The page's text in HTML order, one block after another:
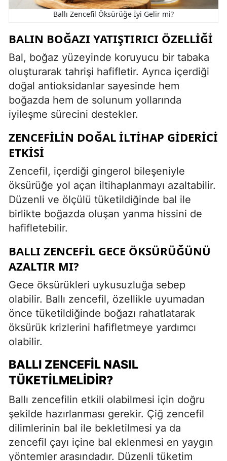
Ballı Zencefil Öksürüğe İyi Gelir mi?
BALIN BOĞAZI YATIŞTIRICI ÖZELLIĞI
Bal, boğaz yüzeyinde koruyucu bir tabaka
oluşturarak tahrişi hafifletir. Ayrıca içerdiği
doğal antioksidanlar sayesinde hem
boğazda hem de solunum yollarında
iyileşme sürecini destekler.
ZENCEFILIN DOĞAL İLTIHAP GIDERICI
ETKISI
Zencefil, içerdiği gingerol bileşeniyle
öksürüğe yol açan iltihaplanmayı azaltabilir.
Düzenli ve ölçülü tüketildiğinde bal ile
birlikte boğazda oluşan yanma hissini de
hafifletebilir.
BALLI ZENCEFIL GECE ÖKSÜRÜĞÜNÜ
AZALTIR MI?
Gece öksürükleri uykusuzluğa sebep
olabilir. Ballı zencefil, özellikle uyumadan
önce tüketildiğinde boğazı rahatlatarak
öksürük krizlerini hafifletmeye yardımcı
olabilir.
BALLI ZENCEFIL NASIL
TÜKETILMELIDIR?
Ballı zencefilin etkili olabilmesi için doğru
şekilde hazırlanması gerekir. Çiğ zencefil
dilimlerinin bal ile bekletilmesi ya da
zencefil çayı içine bal eklenmesi en yaygın
yöntemler arasındadır. Düzenli tüketim